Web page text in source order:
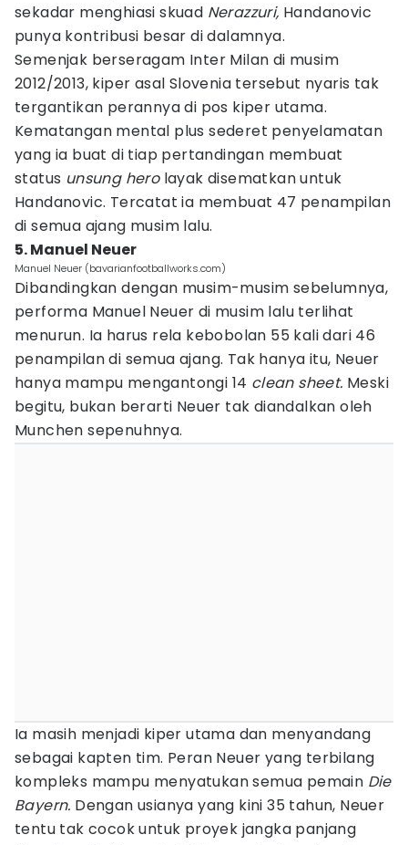
sekadar menghiasi skuad Nerazzuri, Handanovic
punya kontribusi besar di dalamnya.
Semenjak berseragam Inter Milan di musim
2012/2013, kiper asal Slovenia tersebut nyaris tak
tergantikan perannya di pos kiper utama.
Kematangan mental plus sederet penyelamatan
yang ia buat di tiap pertandingan membuat
status unsung hero layak disematkan untuk
Handanovic. Tercatat ia membuat 47 penampilan
di semua ajang musim lalu.
5. Manuel Neuer
Manuel Neuer (bavarianfootballworks.com)
Dibandingkan dengan musim-musim sebelumnya,
performa Manuel Neuer di musim lalu terlihat
menurun. Ia harus rela kebobolan 55 kali dari 46
penampilan di semua ajang. Tak hanya itu, Neuer
hanya mampu mengantongi 14 clean sheet. Meski
begitu, bukan berarti Neuer tak diandalkan oleh
Munchen sepenuhnya.
Ia masih menjadi kiper utama dan menyandang
sebagai kapten tim. Peran Neuer yang terbilang
kompleks mampu menyatukan semua pemain Die
Bayern. Dengan usianya yang kini 35 tahun, Neuer
tentu tak cocok untuk proyek jangka panjang